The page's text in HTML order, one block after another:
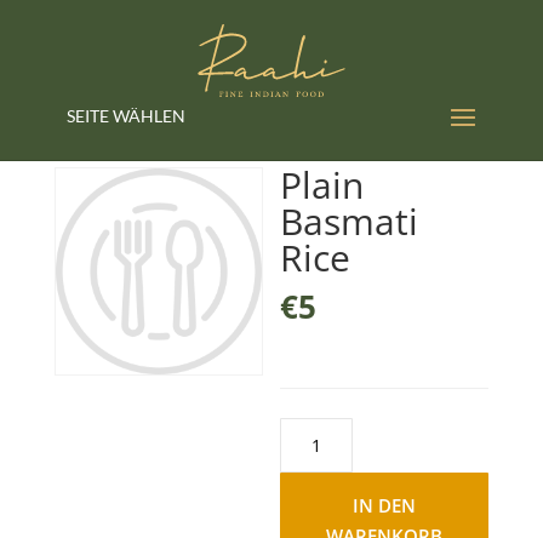
SEITE WÄHLEN
Plain
Basmati
Rice
€5
Basmati
IN DEN